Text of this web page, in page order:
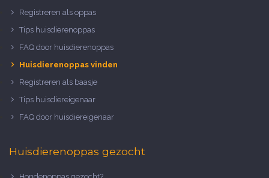
Registreren als oppas
Tips huisdierenoppas
FAQ door huisdierenoppas
Huisdierenoppas vinden
Registreren als baasje
Tips huisdiereigenaar
FAQ door huisdiereigenaar
Huisdierenoppas gezocht